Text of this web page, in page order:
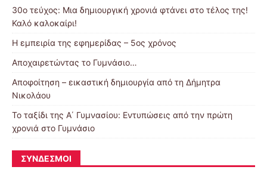
30o τεύχος: Μια δημιουργική χρονιά φτάνει στο τέλος της!
Καλό καλοκαίρι!
Η εμπειρία της εφημερίδας – 5ος χρόνος
Αποχαιρετώντας το Γυμνάσιο…
Αποφοίτηση – εικαστική δημιουργία από τη Δήμητρα
Νικολάου
Το ταξίδι της Α΄ Γυμνασίου: Εντυπώσεις από την πρώτη
χρονιά στο Γυμνάσιο
ΣΎΝΔΕΣΜΟΙ